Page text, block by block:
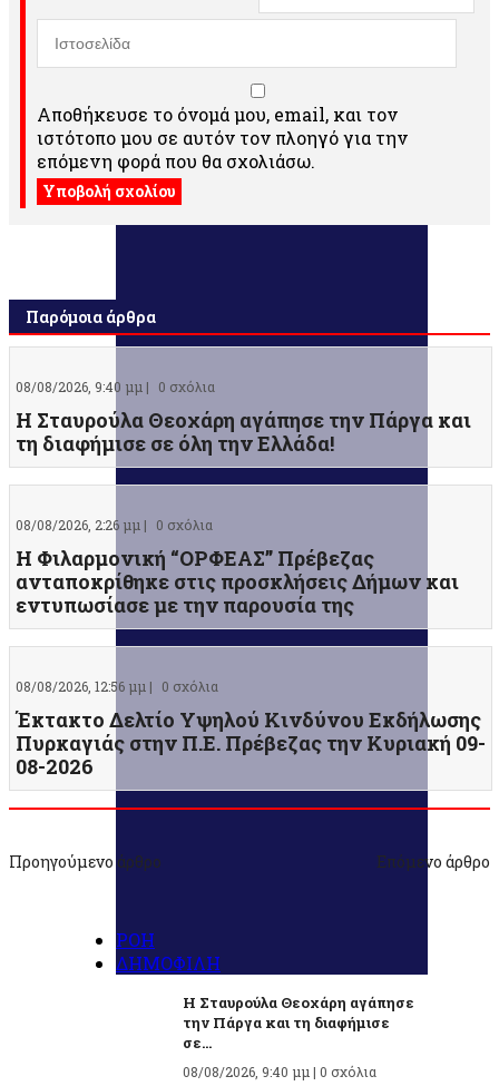
Αποθήκευσε το όνομά μου, email, και τον
ιστότοπο μου σε αυτόν τον πλοηγό για την
επόμενη φορά που θα σχολιάσω.
Παρόμοια άρθρα
08/08/2026, 9:40 μμ | 0 σχόλια
Η Σταυρούλα Θεοχάρη αγάπησε την Πάργα και
τη διαφήμισε σε όλη την Ελλάδα!
08/08/2026, 2:26 μμ | 0 σχόλια
Η Φιλαρμονική “ΟΡΦΕΑΣ” Πρέβεζας
ανταποκρίθηκε στις προσκλήσεις Δήμων και
εντυπωσίασε με την παρουσία της
08/08/2026, 12:56 μμ | 0 σχόλια
Έκτακτο Δελτίο Υψηλού Κινδύνου Εκδήλωσης
Πυρκαγιάς στην Π.Ε. Πρέβεζας την Κυριακή 09-
08-2026
Προηγούμενο άρθρο Επόμενο άρθρο
ΡΟΗ
ΔΗΜΟΦΙΛΗ
Η Σταυρούλα Θεοχάρη αγάπησε
την Πάργα και τη διαφήμισε
σε...
08/08/2026, 9:40 μμ | 0 σχόλια